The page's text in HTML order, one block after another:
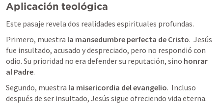
Aplicación teológica
Este pasaje revela dos realidades espirituales profundas.
Primero, muestra la mansedumbre perfecta de Cristo.  Jesús
fue insultado, acusado y despreciado, pero no respondió con
odio. Su prioridad no era defender su reputación, sino honrar
al Padre.
Segundo, muestra la misericordia del evangelio.  Incluso
después de ser insultado, Jesús sigue ofreciendo vida eterna.